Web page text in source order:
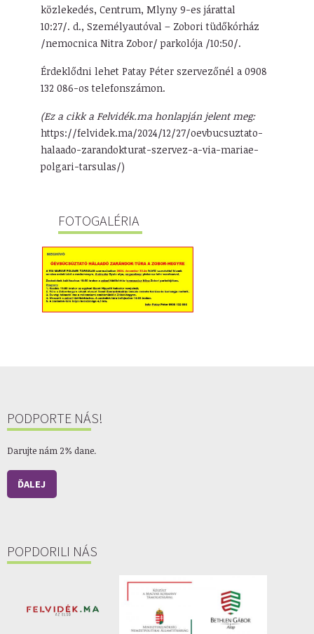
közlekedés, Centrum, Mlyny 9-es járattal
10:27/. d., Személyautóval – Zobori tüdőkórház
/nemocnica Nitra Zobor/ parkolója /10:50/.
Érdeklődni lehet Patay Péter szervezőnél a 0908
132 086-os telefonszámon.
(Ez a cikk a Felvidék.ma honlapján jelent meg:
https://felvidek.ma/2024/12/27/oevbucsuztato-
halaado-zarandokturat-szervez-a-via-mariae-
polgari-tarsulas/)
FOTOGALÉRIA
PODPORTE NÁS!
Darujte nám 2% dane.
ĎALEJ
POPDORILI NÁS